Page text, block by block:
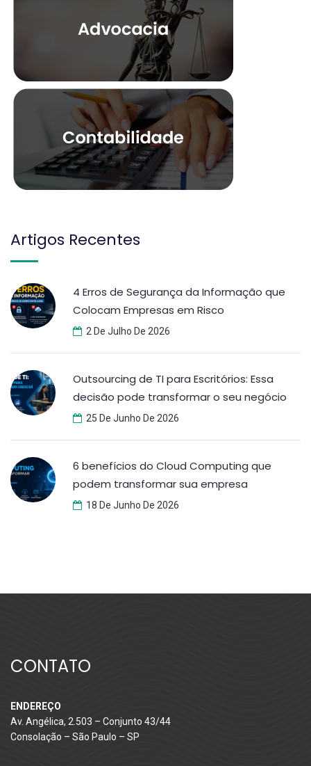
Artigos Recentes
4 Erros de Segurança da Informação que
Colocam Empresas em Risco
2 De Julho De 2026
Outsourcing de TI para Escritórios: Essa
decisão pode transformar o seu negócio
25 De Junho De 2026
6 benefícios do Cloud Computing que
podem transformar sua empresa
18 De Junho De 2026
CONTATO
ENDEREÇO
Av. Angélica, 2.503 – Conjunto 43/44
Consolação – São Paulo – SP